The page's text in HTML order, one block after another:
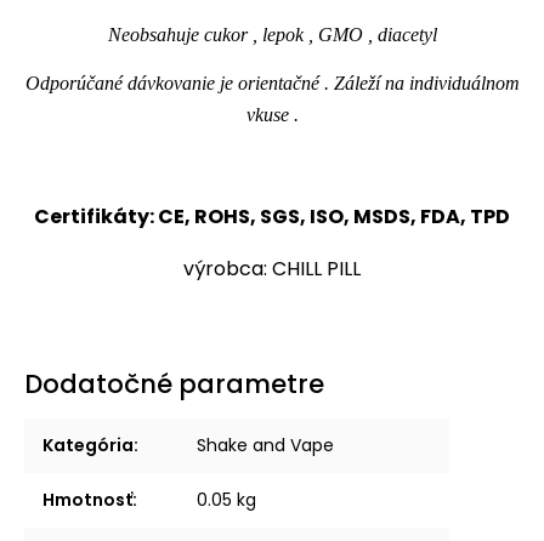
Neobsahuje cukor , lepok , GMO , diacetyl
Odporúčané dávkovanie je orientačné . Záleží na individuálnom
vkuse .
Certifikáty: CE, ROHS, SGS, ISO, MSDS, FDA, TPD
výrobca: CHILL PILL
Dodatočné parametre
Kategória: Shake and Vape
Hmotnosť: 0.05 kg